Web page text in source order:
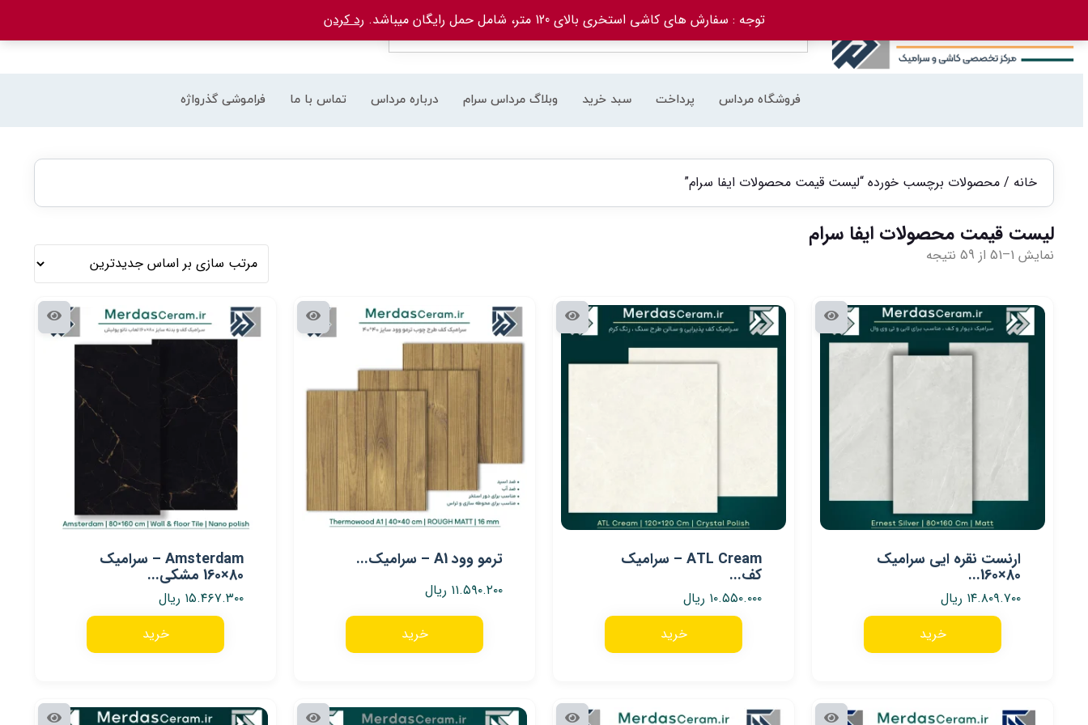
توجه : سفارش های کاشی استخری بالای 120 متر، شامل حمل رایگان میباشد. رد کردن
فروشگاه مرداس پرداخت سبد خرید وبلاگ مرداس سرام درباره مرداس تماس با ما فراموشی گذرواژه
خانه / محصولات برچسب خورده “لیست قیمت محصولات ایفا سرام”
لیست قیمت محصولات ایفا سرام
نمایش 1–51 از 59 نتیجه
ارنست نقره ایی سرامیک
80×160...
۱۴.۸۰۹.۷۰۰ ریال
خرید
ATL Cream – سرامیک
کف...
۱۰.۵۵۰.۰۰۰ ریال
خرید
ترمو وود A1 – سرامیک...
۱۱.۵۹۰.۲۰۰ ریال
خرید
Amsterdam – سرامیک
80×160 مشکی...
۱۵.۴۶۷.۳۰۰ ریال
خرید